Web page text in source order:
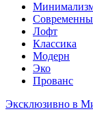
Лофт
Классика
Модерн
Эко
Прованс
Эксклюзивно в